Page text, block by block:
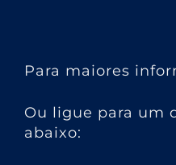
Para maiores
Ou ligue para um
abaixo: